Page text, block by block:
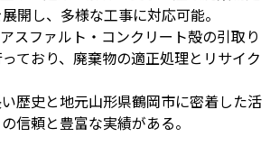
開し、多様な工事に対応可能。
スファルト・コンクリート殻の引取り
ており、廃棄物の適正処理とリサイク
歴史と地元山形県鶴岡市に密着した活
信頼と豊富な実績がある。